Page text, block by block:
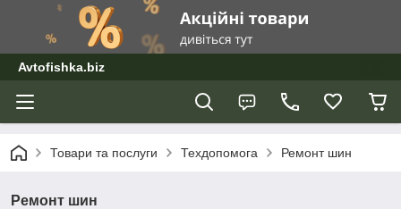
Avtofishka.biz
Товари та послуги Техдопомога Ремонт шин
Ремонт шин